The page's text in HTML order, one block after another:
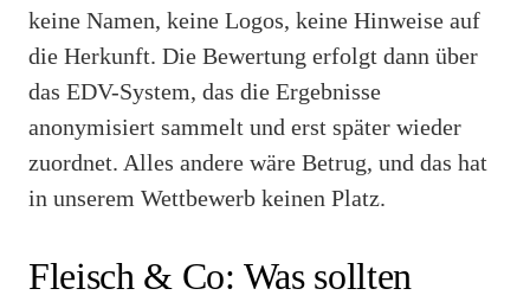
keine Namen, keine Logos, keine Hinweise auf
die Herkunft. Die Bewertung erfolgt dann über
das EDV-System, das die Ergebnisse
anonymisiert sammelt und erst später wieder
zuordnet. Alles andere wäre Betrug, und das hat
in unserem Wettbewerb keinen Platz.
Fleisch & Co: Was sollten